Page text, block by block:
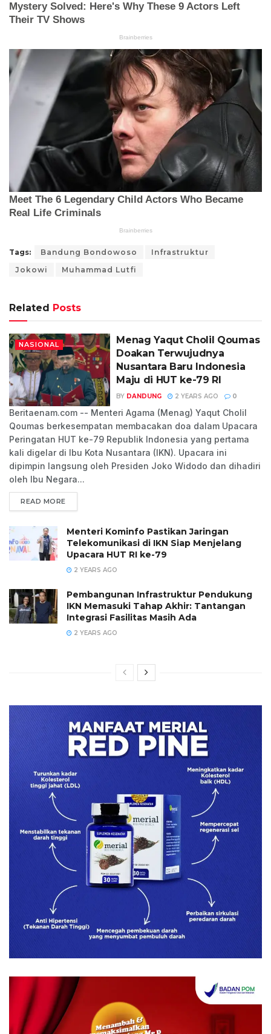
Tags: Bandung Bondowoso
Infrastruktur
Jokowi
Muhammad Lutfi
Related Posts
NASIONAL
Menag Yaqut Cholil Qoumas
Doakan Terwujudnya
Nusantara Baru Indonesia
Maju di HUT ke-79 RI
BY DANDUNG 2 YEARS AGO 0
Beritaenam.com -- Menteri Agama (Menag) Yaqut Cholil
Qoumas berkesempatan membacakan doa dalam Upacara
Peringatan HUT ke-79 Republik Indonesia yang pertama
kali digelar di Ibu Kota Nusantara (IKN). Upacara ini
dipimpin langsung oleh Presiden Joko Widodo dan dihadiri
oleh Ibu Negara...
READ MORE
Menteri Kominfo Pastikan Jaringan
Telekomunikasi di IKN Siap Menjelang
Upacara HUT RI ke-79
2 YEARS AGO
Pembangunan Infrastruktur Pendukung
IKN Memasuki Tahap Akhir: Tantangan
Integrasi Fasilitas Masih Ada
2 YEARS AGO